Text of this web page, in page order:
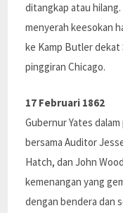
ditangkap atau
menyerah keesokan
ke Kamp Butler dekat
pinggiran Chicago.
17 Februari 1862
Gubernur Yates
bersama Auditor
Hatch, dan John
kemenangan yang
dengan bendera dan